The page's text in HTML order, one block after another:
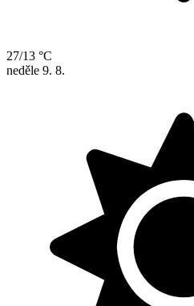
27/13 °C
neděle 9. 8.